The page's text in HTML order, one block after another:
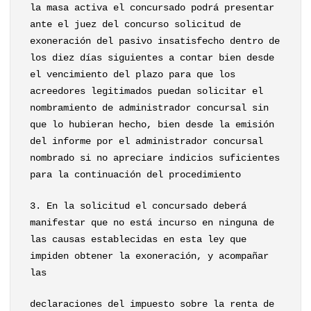
la masa activa el concursado podrá presentar
ante el juez del concurso solicitud de
exoneración del pasivo insatisfecho dentro de
los diez días siguientes a contar bien desde
el vencimiento del plazo para que los
acreedores legitimados puedan solicitar el
nombramiento de administrador concursal sin
que lo hubieran hecho, bien desde la emisión
del informe por el administrador concursal
nombrado si no apreciare indicios suficientes
para la continuación del procedimiento
3. En la solicitud el concursado deberá
manifestar que no está incurso en ninguna de
las causas establecidas en esta ley que
impiden obtener la exoneración, y acompañar
las
declaraciones del impuesto sobre la renta de